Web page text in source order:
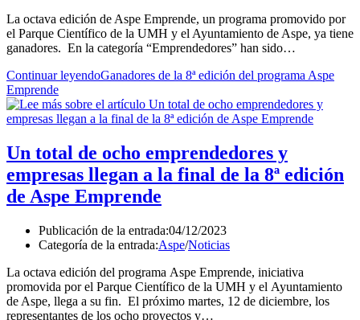
La octava edición de Aspe Emprende, un programa promovido por
el Parque Científico de la UMH y el Ayuntamiento de Aspe, ya tiene
ganadores. En la categoría “Emprendedores” han sido…
Continuar leyendoGanadores de la 8ª edición del programa Aspe
Emprende
Un total de ocho emprendedores y
empresas llegan a la final de la 8ª edición
de Aspe Emprende
Publicación de la entrada:04/12/2023
Categoría de la entrada:Aspe/Noticias
La octava edición del programa Aspe Emprende, iniciativa
promovida por el Parque Científico de la UMH y el Ayuntamiento
de Aspe, llega a su fin. El próximo martes, 12 de diciembre, los
representantes de los ocho proyectos y…